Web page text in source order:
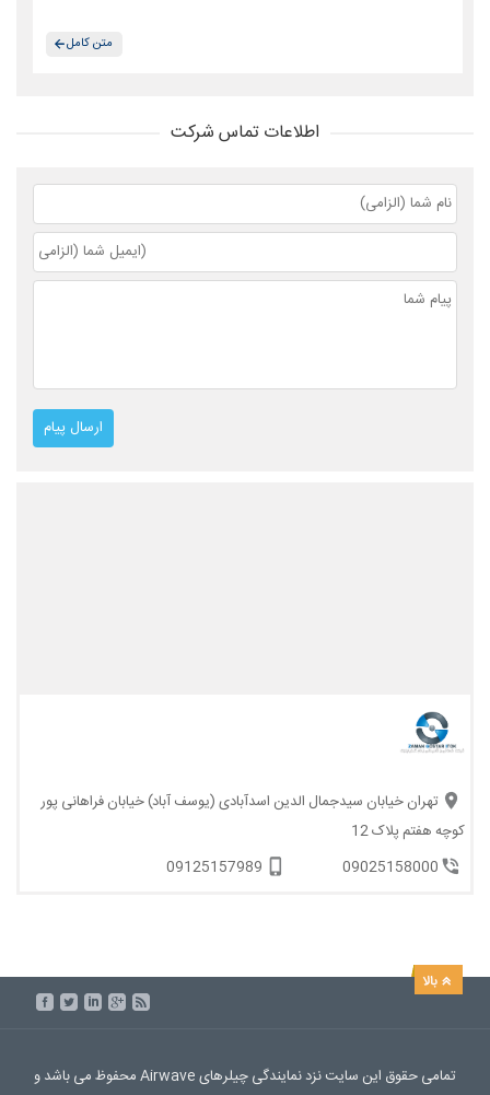
متن کامل
اطلاعات تماس شرکت
تهران خیابان سیدجمال الدین اسدآبادی (یوسف آباد) خیابان فراهانی پور
کوچه هفتم پلاک 12
09025158000
09125157989
تمامی حقوق این سایت نزد نمایندگی چیلرهای Airwave محفوظ می باشد و